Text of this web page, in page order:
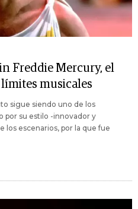
Freddie Mercury, el
musicales
sigue siendo uno de los
por su estilo -innovador y
los escenarios, por la que fue